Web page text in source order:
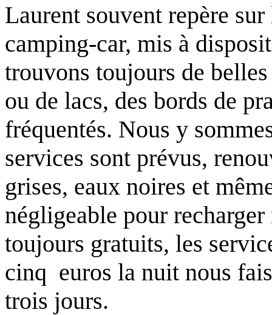
Laurent souvent repère
camping-car, mis à
trouvons toujours de
ou de lacs, des bords de
fréquentés. Nous y
services sont prévus,
grises, eaux noires et
négligeable pour
toujours gratuits, les
cinq euros la nuit nous
trois jours.